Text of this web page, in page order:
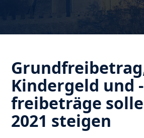
Kindergeld und -
freibeträge
2021 steigen